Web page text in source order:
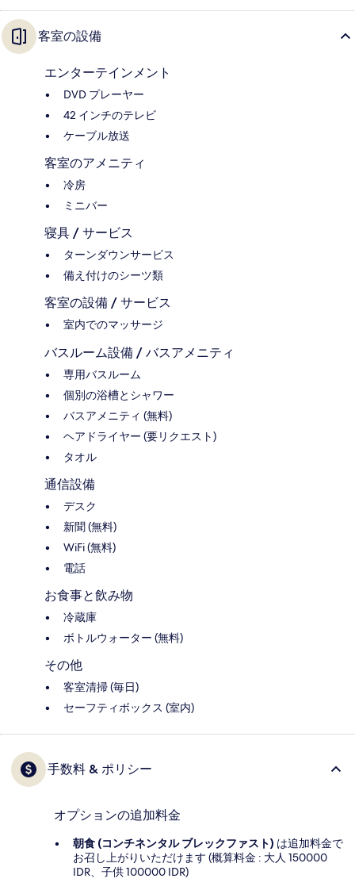
客室の設備
エンターテインメント
DVD プレーヤー
42 インチのテレビ
ケーブル放送
客室のアメニティ
冷房
ミニバー
寝具 / サービス
ターンダウンサービス
備え付けのシーツ類
客室の設備 / サービス
室内でのマッサージ
バスルーム設備 / バスアメニティ
専用バスルーム
個別の浴槽とシャワー
バスアメニティ (無料)
ヘアドライヤー (要リクエスト)
タオル
通信設備
デスク
新聞 (無料)
WiFi (無料)
電話
お食事と飲み物
冷蔵庫
ボトルウォーター (無料)
その他
客室清掃 (毎日)
セーフティボックス (室内)
手数料 & ポリシー
オプションの追加料金
朝食 (コンチネンタル ブレックファスト) は追加料金で
お召し上がりいただけます (概算料金 : 大人 150000
IDR、子供 100000 IDR)